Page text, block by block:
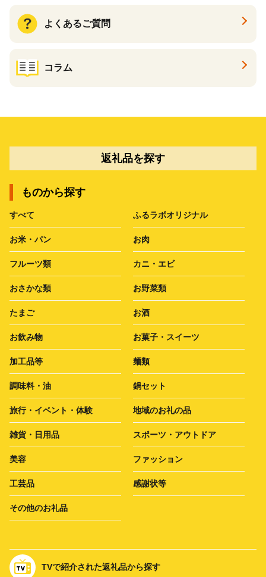
よくあるご質問
コラム
返礼品を探す
ものから探す
すべて ふるラボオリジナル
お米・パン お肉
フルーツ類 カニ・エビ
おさかな類 お野菜類
たまご お酒
お飲み物 お菓子・スイーツ
加工品等 麺類
調味料・油 鍋セット
旅行・イベント・体験 地域のお礼の品
雑貨・日用品 スポーツ・アウトドア
美容 ファッション
工芸品 感謝状等
その他のお礼品
TVで紹介された返礼品から探す